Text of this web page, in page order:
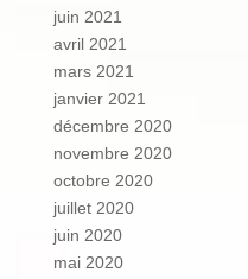
juin 2021
avril 2021
mars 2021
janvier 2021
décembre 2020
novembre 2020
octobre 2020
juillet 2020
juin 2020
mai 2020